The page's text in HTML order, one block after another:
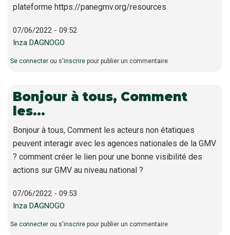
plateforme https://panegmv.org/resources
07/06/2022 - 09:52
Inza DAGNOGO
Se connecter ou s'inscrire pour publier un commentaire
Bonjour à tous, Comment
les…
Bonjour à tous, Comment les acteurs non étatiques
peuvent interagir avec les agences nationales de la GMV
? comment créer le lien pour une bonne visibilité des
actions sur GMV au niveau national ?
07/06/2022 - 09:53
Inza DAGNOGO
Se connecter ou s'inscrire pour publier un commentaire